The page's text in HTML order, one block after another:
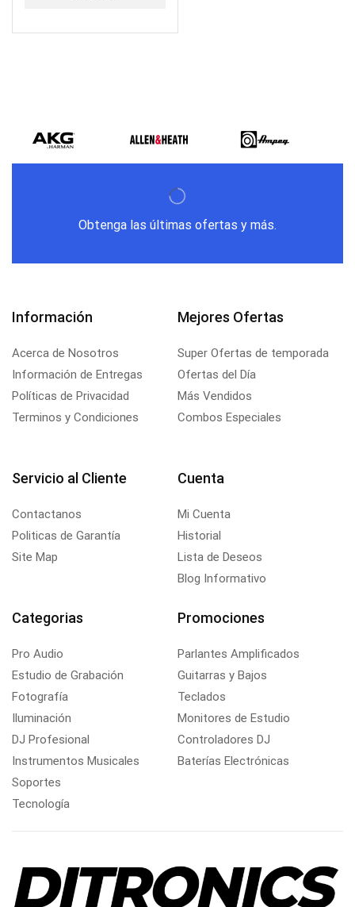
Obtenga las últimas ofertas y más.
Información
Acerca de Nosotros
Información de Entregas
Políticas de Privacidad
Terminos y Condiciones
Mejores Ofertas
Super Ofertas de temporada
Ofertas del Día
Más Vendidos
Combos Especiales
Servicio al Cliente
Contactanos
Politicas de Garantía
Site Map
Cuenta
Mi Cuenta
Historial
Lista de Deseos
Blog Informativo
Categorias
Pro Audio
Estudio de Grabación
Fotografía
Iluminación
DJ Profesional
Instrumentos Musicales
Soportes
Tecnología
Promociones
Parlantes Amplificados
Guitarras y Bajos
Teclados
Monitores de Estudio
Controladores DJ
Baterías Electrónicas